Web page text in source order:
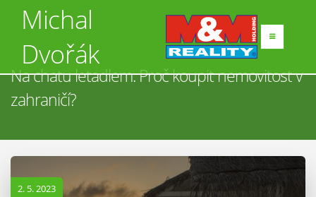
Michal
Dvořák
Na chatu letadlem. Proč koupit nemovitost v
zahraničí?
2. 5. 2023